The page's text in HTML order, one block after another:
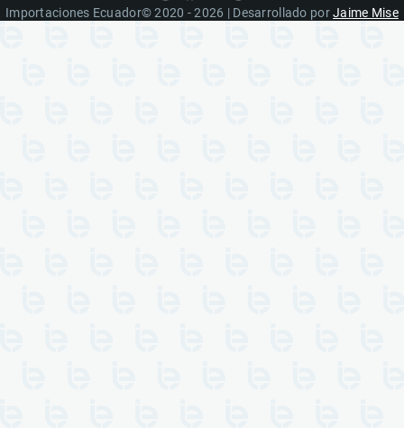
Importaciones Ecuador© 2020 - 2026 | Desarrollado porJaime Mise